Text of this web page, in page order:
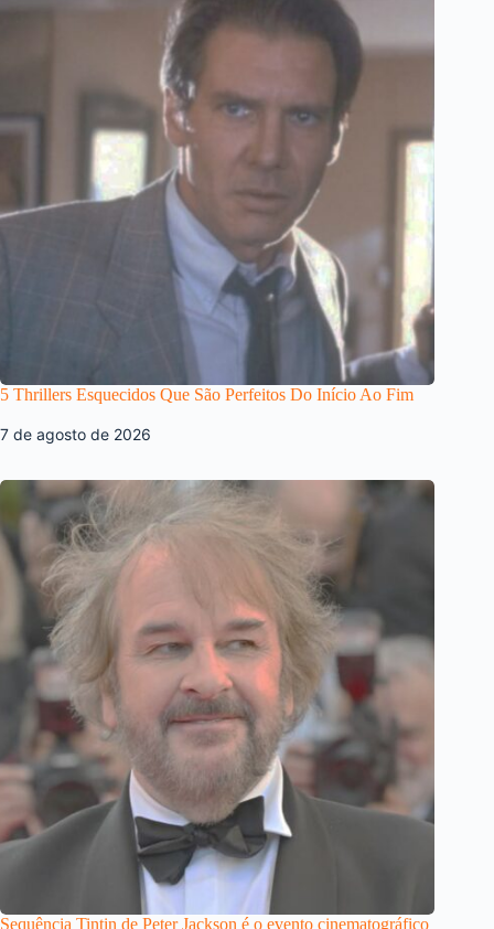
5 Thrillers Esquecidos Que São Perfeitos Do Início Ao Fim
7 de agosto de 2026
Sequência Tintin de Peter Jackson é o evento cinematográfico